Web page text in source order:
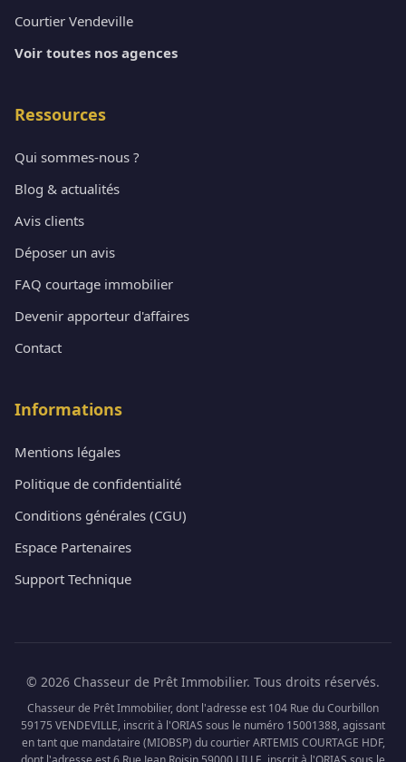
Courtier Vendeville
Voir toutes nos agences
Ressources
Qui sommes-nous ?
Blog & actualités
Avis clients
Déposer un avis
FAQ courtage immobilier
Devenir apporteur d'affaires
Contact
Informations
Mentions légales
Politique de confidentialité
Conditions générales (CGU)
Espace Partenaires
Support Technique
© 2026 Chasseur de Prêt Immobilier. Tous droits réservés.
Chasseur de Prêt Immobilier, dont l'adresse est 104 Rue du Courbillon
59175 VENDEVILLE, inscrit à l'ORIAS sous le numéro 15001388, agissant
en tant que mandataire (MIOBSP) du courtier ARTEMIS COURTAGE HDF,